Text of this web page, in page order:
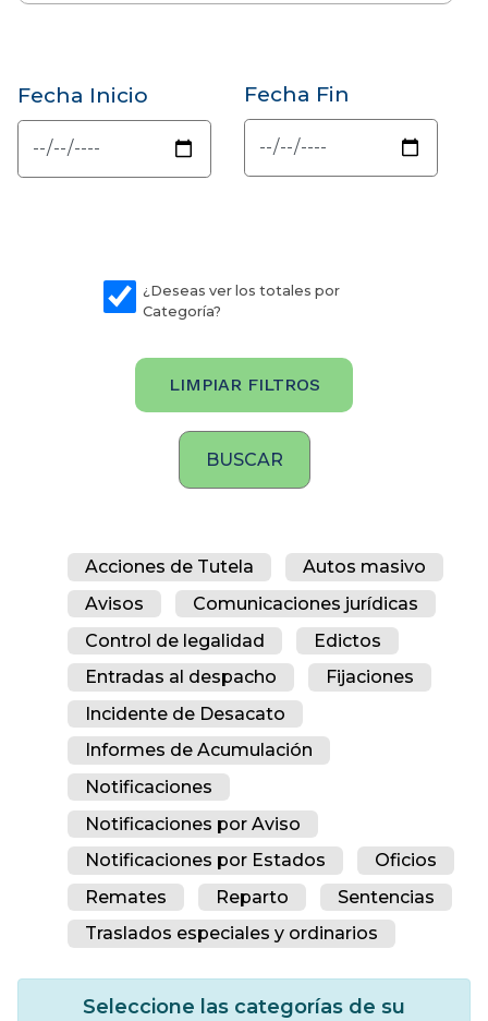
Fecha Inicio Fecha Fin
¿Deseas ver los totales por
Categoría?
LIMPIAR FILTROS
Acciones de Tutela
Autos masivo
Avisos
Comunicaciones jurídicas
Control de legalidad
Edictos
Entradas al despacho
Fijaciones
Incidente de Desacato
Informes de Acumulación
Notificaciones
Notificaciones por Aviso
Notificaciones por Estados
Oficios
Remates
Reparto
Sentencias
Traslados especiales y ordinarios
Seleccione las categorías de su